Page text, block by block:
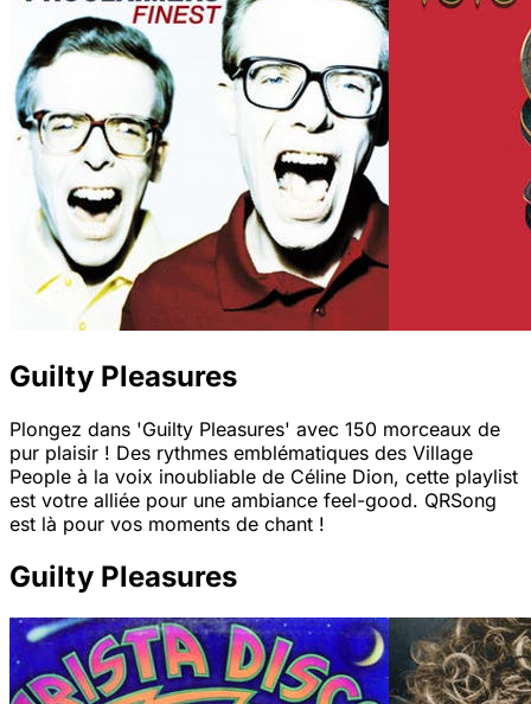
Guilty Pleasures
Plongez dans 'Guilty Pleasures' avec 150 morceaux de
pur plaisir ! Des rythmes emblématiques des Village
People à la voix inoubliable de Céline Dion, cette playlist
est votre alliée pour une ambiance feel-good. QRSong
est là pour vos moments de chant !
Guilty Pleasures